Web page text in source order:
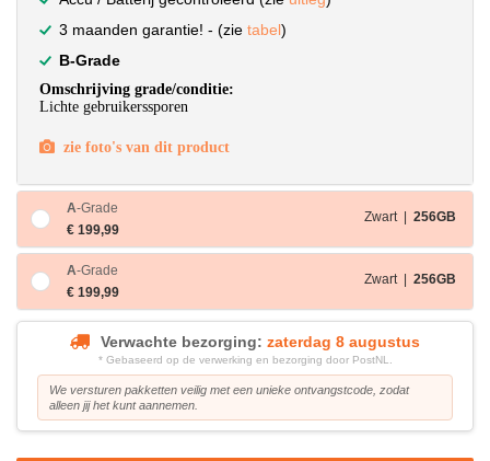
3 maanden garantie! - (zie tabel)
B-Grade
Omschrijving grade/conditie:
Lichte gebruikerssporen
zie foto's van dit product
A-Grade
€ 199,99
Zwart | 256GB
A-Grade
€ 199,99
Zwart | 256GB
Verwachte bezorging: zaterdag 8 augustus
* Gebaseerd op de verwerking en bezorging door PostNL.
We versturen pakketten veilig met een unieke ontvangstcode, zodat
alleen jij het kunt aannemen.